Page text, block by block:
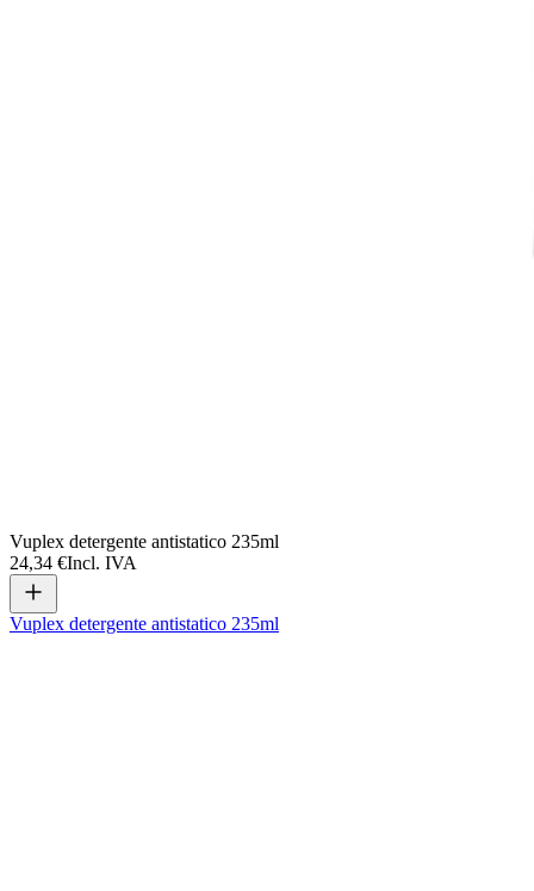
Vuplex detergente antistatico 235ml
24,34 €Incl. IVA
Vuplex detergente antistatico 235ml